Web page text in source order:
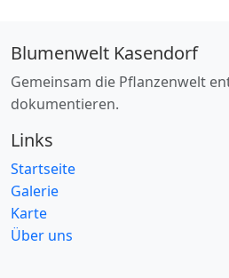
Blumenwelt Kasendorf
Gemeinsam die Pflanzenwelt
dokumentieren.
Links
Startseite
Galerie
Karte
Über uns